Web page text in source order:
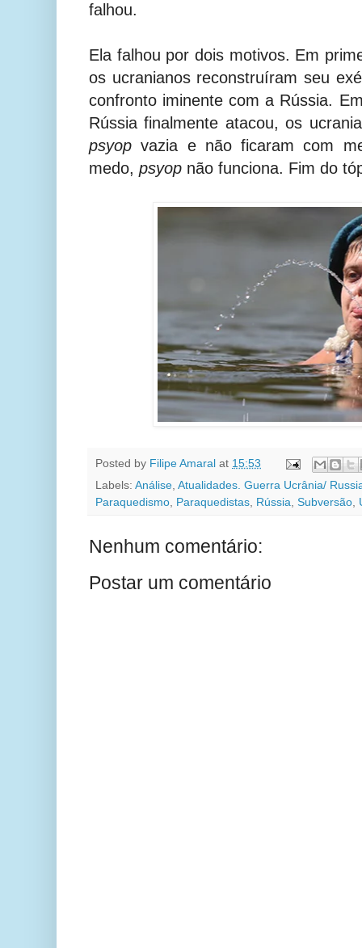
falhou.
Ela falhou por dois motivos. Em
os ucranianos reconstruíram seu
confronto iminente com a Rússia.
Rússia finalmente atacou, os
psyop vazia e não ficaram com
medo, psyop não funciona. Fim do
Posted by Filipe Amaral at 15:53
Labels: Análise Atualidades. Guerra Ucrânia/
Paraquedismo Paraquedistas Rússia Subversão
Nenhum comentário:
Postar um comentário